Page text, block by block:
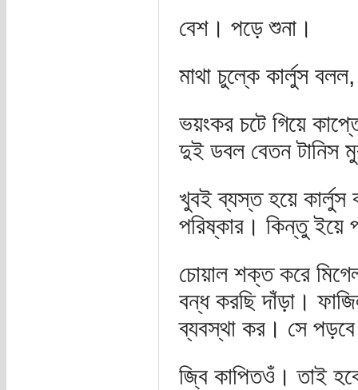
বেশ। পড়ে শুনা।
মাথা চুল্কে কার্লুস
ভয়ংকর চটে গিয়ে
দুই ডবল বেতন টানিস
খুবই ব্যস্ত হয়ে
পরিষ্কার। কিন্তু
চোয়াল শক্ত করে
বন্ধ করছি দাঁড়া।
ব্যবস্থা কর। সে
জ্বি কাপিতওঁ। তাই